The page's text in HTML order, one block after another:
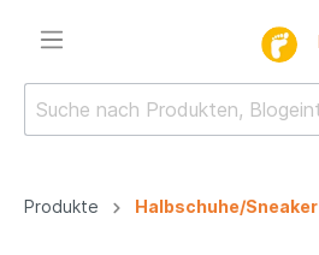
Produkte Halbschuhe/Sneaker